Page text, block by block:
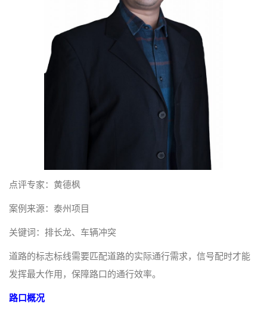
点评专家：黄德枫
案例来源：泰州项目
关键词：排长龙、车辆冲突
道路的标志标线需要匹配道路的实际通行需求，信号配时才能
发挥最大作用，保障路口的通行效率。
路口概况